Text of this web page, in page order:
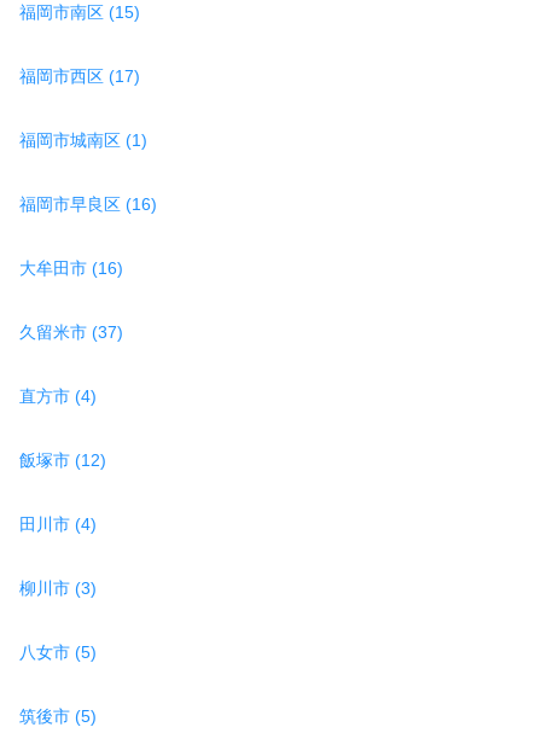
福岡市南区 (15)
福岡市西区 (17)
福岡市城南区 (1)
福岡市早良区 (16)
大牟田市 (16)
久留米市 (37)
直方市 (4)
飯塚市 (12)
田川市 (4)
柳川市 (3)
八女市 (5)
筑後市 (5)